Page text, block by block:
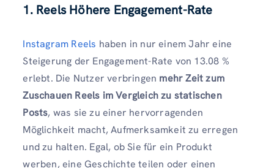
1. Reels Höhere Engagement-Rate
Instagram Reels haben in nur einem Jahr eine
Steigerung der Engagement-Rate von 13.08 %
erlebt. Die Nutzer verbringen mehr Zeit zum
Zuschauen Reels im Vergleich zu statischen
Posts, was sie zu einer hervorragenden
Möglichkeit macht, Aufmerksamkeit zu erregen
und zu halten. Egal, ob Sie für ein Produkt
werben, eine Geschichte teilen oder einen